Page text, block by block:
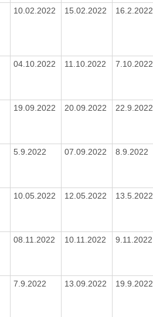
10.02.2022 15.02.2022 16.2.2022
04.10.2022 11.10.2022 7.10.2022
19.09.2022 20.09.2022 22.9.2022
5.9.2022 07.09.2022 8.9.2022
10.05.2022 12.05.2022 13.5.2022
08.11.2022 10.11.2022 9.11.2022
7.9.2022 13.09.2022 19.9.2022